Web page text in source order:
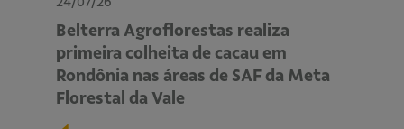
Belterra Agroflorestas realiza
primeira colheita de cacau em
Rondônia nas áreas de SAF da Meta
Florestal da Vale